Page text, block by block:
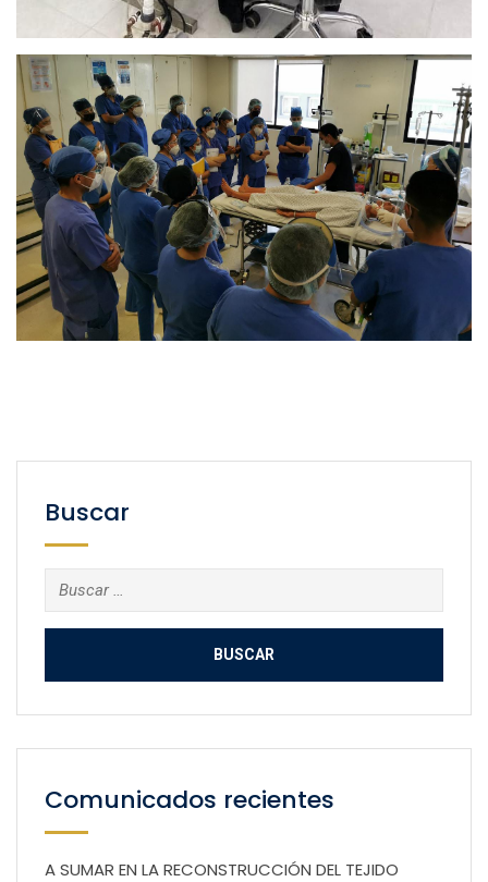
Buscar
Buscar:
Comunicados recientes
A SUMAR EN LA RECONSTRUCCIÓN DEL TEJIDO